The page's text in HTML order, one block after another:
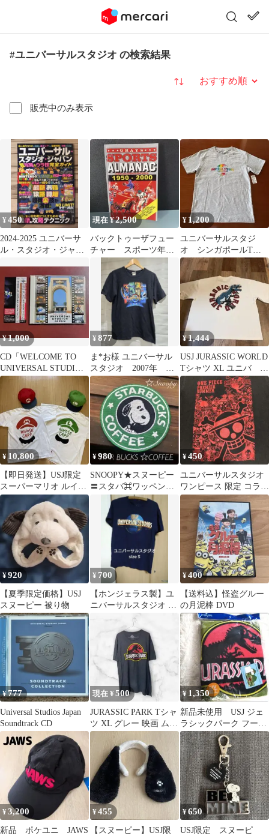
#ユニバーサルスタジオ の検索結果
販売中のみ表示
並び替え
¥450
2024-2025 ユニバーサ
ル・スタジオ・ジャパ
ガイド …
現在 ¥2,500
バックトゥーザフュー
チャー スポーツ年
鑑 レプリカ アメト
イ 洋画
¥ 1,200
ユニバーサルスタジ
オ シンガポールTシ
ャツ
¥1,000
CD「WELCOME TO
UNIVERSAL STUDIOS
JAPAN」
¥877
ま*お様 ユニバーサル
スタジオ 2007年 T
シャツ ヴィンテー
ジ 限定
¥1,444
USJ JURASSIC WORLD
Tシャツ XL ユニバ ジ
ェラシックパーク
¥ 10,800
【即日発送】USJ限定
スーパーマリオ ルイー
ジ Tシャツ＆キャップ
¥980
SNOOPY★スヌーピー
〓スタバ⌘ワッペン⁑
スターバックス❀アロ
ハ❉ハワイ ヨガ
¥450
ユニバーサルスタジオ
ワンピース 限定 コラボ
tシャツ
¥920
【夏季限定価格】USJ
スヌーピー 被り物
¥ 700
【ホンジェラス製】ユ
ニバーサルスタジオ T
シャツ S ネイビー 公式
¥400
【送料込】怪盗グルー
の月泥棒 DVD
¥777
Universal Studios Japan
Soundtrack CD
現在 ¥500
JURASSIC PARK Tシャ
ツ XL グレー 映画 ムー
ビー
¥ 1,350
新品未使用 USJ ジェ
ラシックパーク フード
付タオル UV加工 送
料込み
¥3,200
新品 ポケユニ JAWS
¥455
【スヌーピー】USJ限
¥650
USJ限定 スヌーピ